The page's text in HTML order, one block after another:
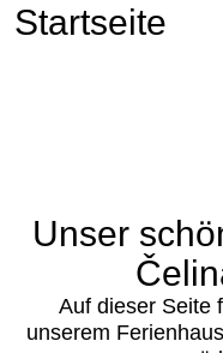
Startseite
Unser
Auf dieser Seite
unserem